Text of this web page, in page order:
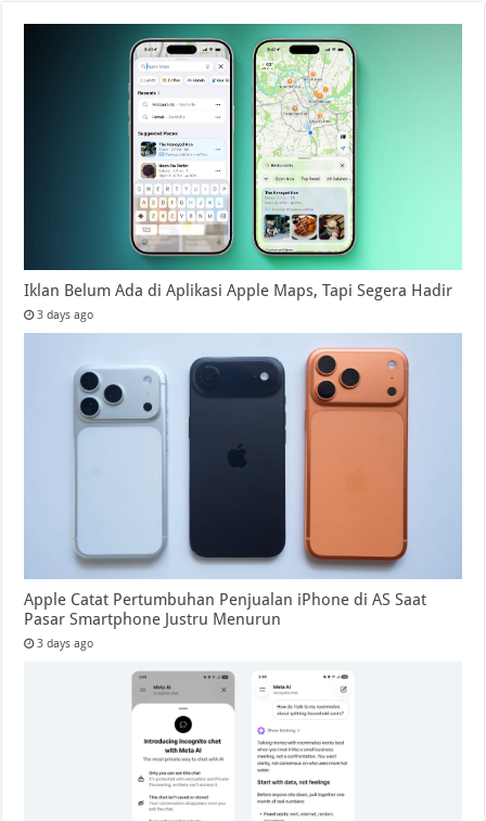
Iklan Belum Ada di Aplikasi Apple Maps, Tapi Segera Hadir
3 days ago
Apple Catat Pertumbuhan Penjualan iPhone di AS Saat
Pasar Smartphone Justru Menurun
3 days ago